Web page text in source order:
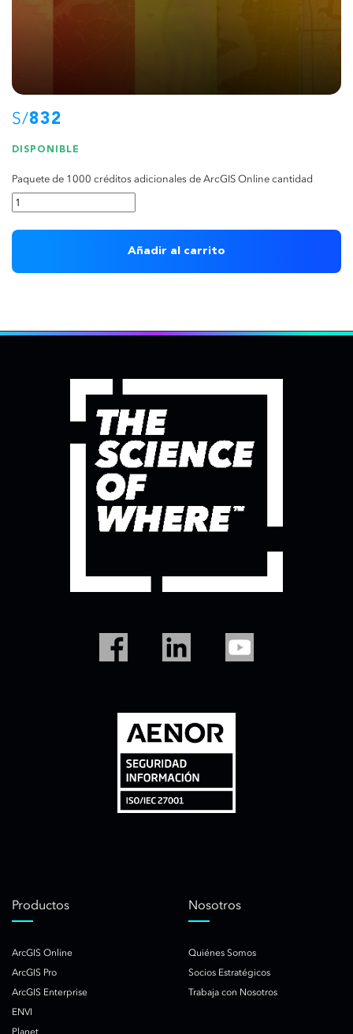
S/832
DISPONIBLE
Paquete de 1000 créditos adicionales de ArcGIS Online cantidad
Añadir al carrito
Productos
ArcGIS Online
ArcGIS Pro
ArcGIS Enterprise
ENVI
Planet
Nosotros
Quiénes Somos
Socios Estratégicos
Trabaja con Nosotros